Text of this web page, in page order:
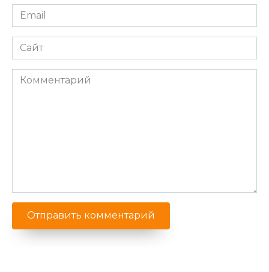
Email
*
Сайт
Комментарий